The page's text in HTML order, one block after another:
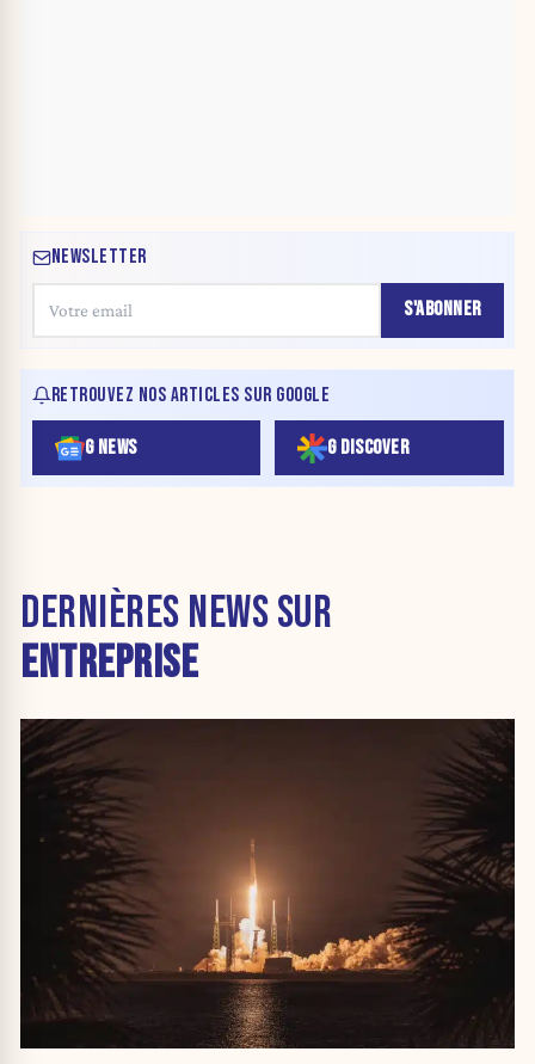
NEWSLETTER
S'ABONNER
RETROUVEZ NOS ARTICLES SUR GOOGLE
G NEWS G DISCOVER
DERNIÈRES NEWS SUR
ENTREPRISE